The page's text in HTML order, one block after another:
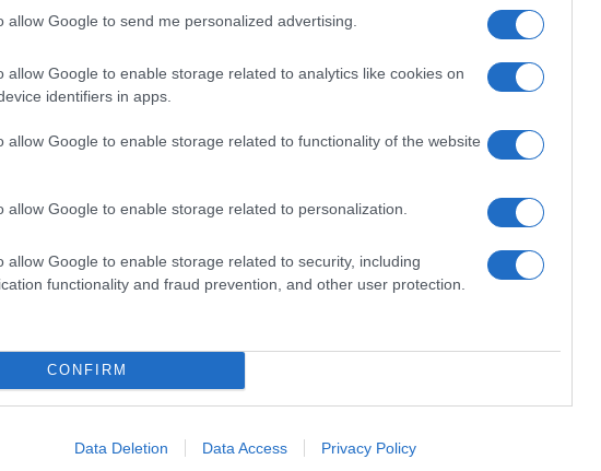
allow Google to send me personalized advertising.
allow Google to enable storage related to analytics like cookies on
identifiers in apps.
allow Google to enable storage related to functionality of the website
allow Google to enable storage related to personalization.
allow Google to enable storage related to security, including
functionality and fraud prevention, and other user protection.
CONFIRM
Data Deletion Data Access Privacy Policy
να υπάρξει περιορισμός της ζώνης των 20χλμ., δίνοντας
κτηνοτρόφους οι οποίοι έχουν δυσκολευτεί με τον
τους, καθώς καλούνται να πληρώσουν μεγάλα ποσά
περιοχές, όπως η Αιανή, το Βόιο κ.α. πιθανότατα θα βγουν
απαραίτητων πρωτοκόλλων και σαφώς με επίσημες